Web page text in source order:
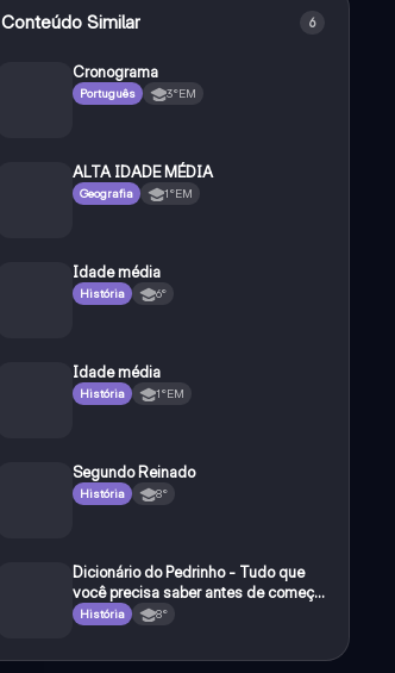
Conteúdo Similar 6
Cronograma
Português 3°EM
ALTA IDADE MÉDIA
Geografia 1°EM
Idade média
História 6°
Idade média
História 1°EM
Segundo Reinado
História 8°
Dicionário do Pedrinho - Tudo que
você precisa saber antes de começar
a e studar o segundo reinado!
História 8°